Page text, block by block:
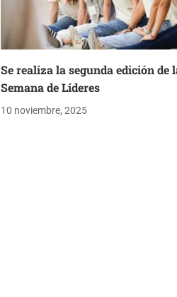
Se realiza la segunda edición de
Semana de Líderes
10 noviembre, 2025